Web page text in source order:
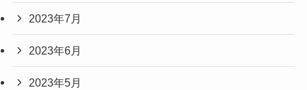
2023年7月
2023年6月
2023年5月